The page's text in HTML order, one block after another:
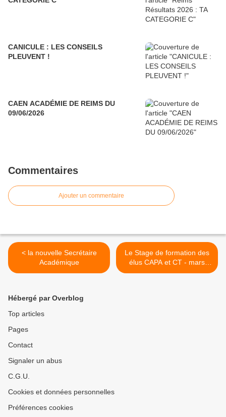
CANICULE : LES CONSEILS
PLEUVENT !
CAEN ACADÉMIE DE REIMS DU
09/06/2026
Commentaires
Ajouter un commentaire
< la nouvelle Secrétaire
Académique
Le Stage de formation des
élus CAPA et CT - mars
2015 >
Hébergé par Overblog
Top articles
Pages
Contact
Signaler un abus
C.G.U.
Cookies et données personnelles
Préférences cookies